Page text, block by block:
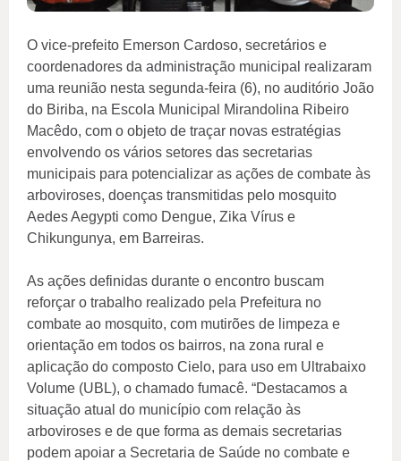
O vice-prefeito Emerson Cardoso, secretários e
coordenadores da administração municipal realizaram
uma reunião nesta segunda-feira (6), no auditório João
do Biriba, na Escola Municipal Mirandolina Ribeiro
Macêdo, com o objeto de traçar novas estratégias
envolvendo os vários setores das secretarias
municipais para potencializar as ações de combate às
arboviroses, doenças transmitidas pelo mosquito
Aedes Aegypti como Dengue, Zika Vírus e
Chikungunya, em Barreiras.
As ações definidas durante o encontro buscam
reforçar o trabalho realizado pela Prefeitura no
combate ao mosquito, com mutirões de limpeza e
orientação em todos os bairros, na zona rural e
aplicação do composto Cielo, para uso em Ultrabaixo
Volume (UBL), o chamado fumacê. “Destacamos a
situação atual do município com relação às
arboviroses e de que forma as demais secretarias
podem apoiar a Secretaria de Saúde no combate e